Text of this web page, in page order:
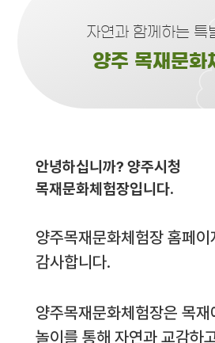
자연과 함께하는 특
양주 목재문화
안녕하십니까? 양주시청
목재문화체험장입니다.
양주목재문화체험장 홈페
감사합니다.
양주목재문화체험장은 목
놀이를 통해 자연과 교감하